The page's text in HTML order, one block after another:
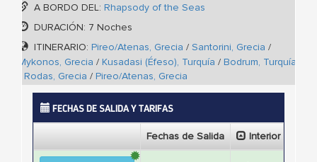
A BORDO DEL: Rhapsody of the Seas
DURACIÓN: 7 Noches
ITINERARIO: Pireo/Atenas, Grecia / Santorini, Grecia /
Mykonos, Grecia / Kusadasi (Éfeso), Turquía / Bodrum, Turquía
Rodas, Grecia / Pireo/Atenas, Grecia
FECHAS DE SALIDA Y TARIFAS
Fechas de Salida Interior